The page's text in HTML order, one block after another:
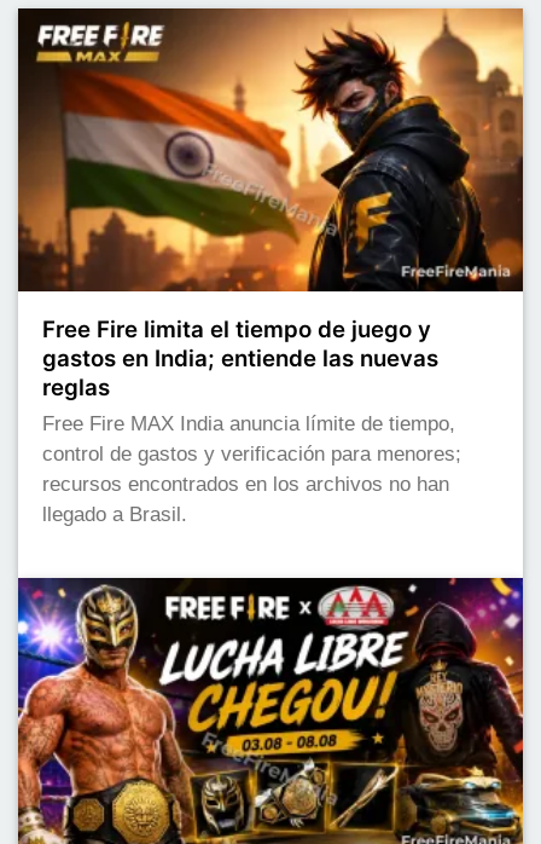
Free Fire limita el tiempo de juego y
gastos en India; entiende las nuevas
reglas
Free Fire MAX India anuncia límite de tiempo,
control de gastos y verificación para menores;
recursos encontrados en los archivos no han
llegado a Brasil.